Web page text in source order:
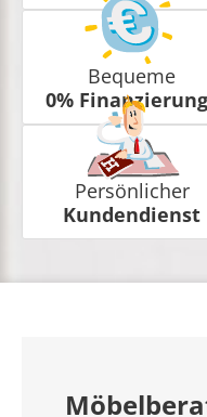
Bequeme
0%
Persönlicher
Kundendienst